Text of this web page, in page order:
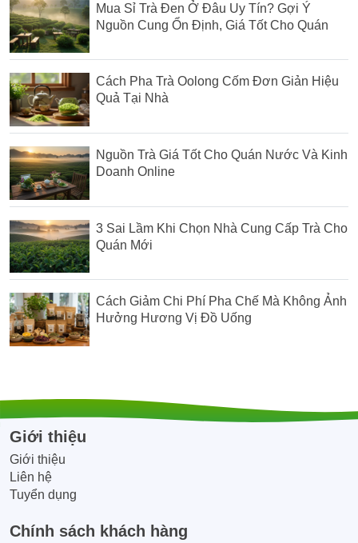
Mua Sỉ Trà Đen Ở Đâu Uy Tín? Gợi Ý
Nguồn Cung Ổn Định, Giá Tốt Cho Quán
Cách Pha Trà Oolong Cốm Đơn Giản Hiệu
Quả Tại Nhà
Nguồn Trà Giá Tốt Cho Quán Nước Và Kinh
Doanh Online
3 Sai Lầm Khi Chọn Nhà Cung Cấp Trà Cho
Quán Mới
Cách Giảm Chi Phí Pha Chế Mà Không Ảnh
Hưởng Hương Vị Đồ Uống
Giới thiệu
Giới thiệu
Liên hệ
Tuyển dụng
Chính sách khách hàng